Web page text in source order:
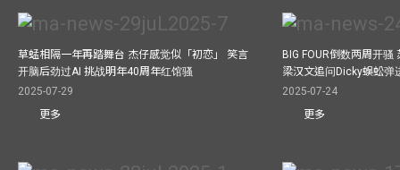
草蜢相隔一年再踏舞台 杰仔感觉似「初恋」 笑言
开脑后劲过AI 挑战明年40周年红馆骚
2025-07-29
更多
BIG FOUR倒数两周开
梁汉文追问Dicky蜈蚣弹
2025-07-24
更多